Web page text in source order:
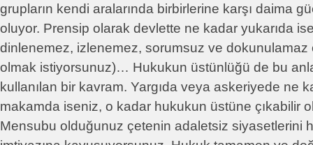
grupların kendi aralarında birbirlerine karşı daima
oluyor. Prensip olarak devlette ne kadar yukarıda
dinlenemez, izlenemez, sorumsuz ve
olmak istiyorsunuz)… Hukukun üstünlüğü de bu
kullanılan bir kavram. Yargıda veya askeriyede ne
makamda iseniz, o kadar hukukun üstüne çıkabilir
Mensubu olduğunuz çetenin adaletsiz siyasetlerini